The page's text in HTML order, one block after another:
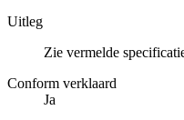
Uitleg
Zie vermelde
Conform verklaard
Ja